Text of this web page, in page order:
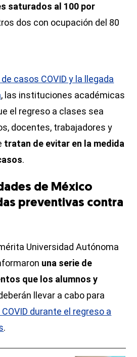
saturados al 100 por
dos con ocupación del 80
casos COVID y la llegada
, las instituciones académicas
el regreso a clases sea
docentes, trabajadores y
tratan de evitar en la medida
.
de México
preventivas contra
Universidad Autónoma
una serie de
que los alumnos y
llevar a cabo para
durante el regreso a
.